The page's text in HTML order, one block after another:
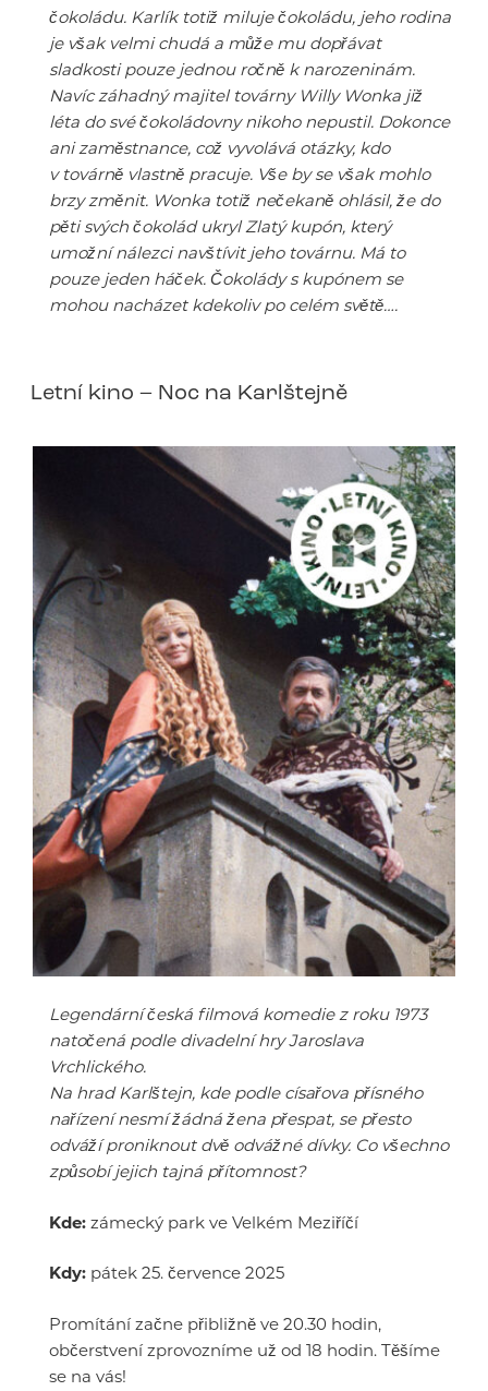
čokoládu. Karlík totiž miluje čokoládu, jeho rodina
je však velmi chudá a může mu dopřávat
sladkosti pouze jednou ročně k narozeninám.
Navíc záhadný majitel továrny Willy Wonka již
léta do své čokoládovny nikoho nepustil. Dokonce
ani zaměstnance, což vyvolává otázky, kdo
v továrně vlastně pracuje. Vše by se však mohlo
brzy změnit. Wonka totiž nečekaně ohlásil, že do
pěti svých čokolád ukryl Zlatý kupón, který
umožní nálezci navštívit jeho továrnu. Má to
pouze jeden háček. Čokolády s kupónem se
mohou nacházet kdekoliv po celém světě….
Letní kino – Noc na Karlštejně
Legendární česká filmová komedie z roku 1973
natočená podle divadelní hry Jaroslava
Vrchlického.
Na hrad Karlštejn, kde podle císařova přísného
nařízení nesmí žádná žena přespat, se přesto
odváží proniknout dvě odvážné dívky. Co všechno
způsobí jejich tajná přítomnost?
Kde: zámecký park ve Velkém Meziříčí
Kdy: pátek 25. července 2025
Promítání začne přibližně ve 20.30 hodin,
občerstvení zprovozníme už od 18 hodin. Těšíme
se na vás!